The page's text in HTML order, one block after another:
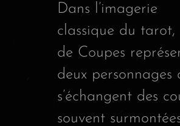
Dans l’imagerie
classique du tarot,
de Coupes
deux personnages
s’échangent des
souvent